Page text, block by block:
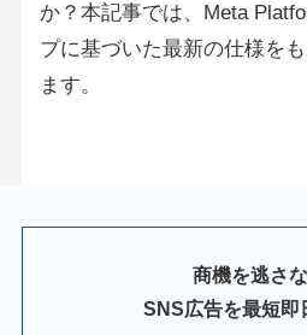
か？本記事では、Meta
プに基づいた最新の仕様を
ます。
商機を逃さな
SNS広告を最短即